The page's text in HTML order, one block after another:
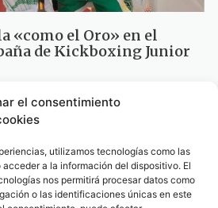
el consentimiento
utilizamos tecnologías como las
a la información del dispositivo. El
nos permitirá procesar datos como
o las identificaciones únicas en este
«como el Oro» en el
de Kickboxing Junior